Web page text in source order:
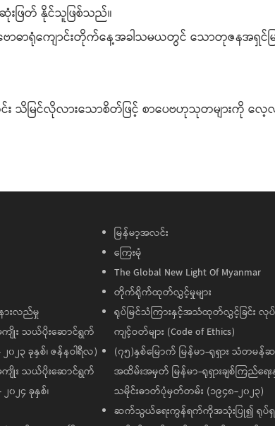
းဖြတ် နိုင်သူဖြစ်သည်။
ောဓာရုံကျောင်းတိုက်နေ့အခါသမယတွင် သောတုဇနအရှင်
သိမြင်လိုလားသောစိတ်ဖြင့် စာပေဗဟုသုတများကို လေ့လ
းလည်မှု
ကျိုး သယ်ပိုးဆောင်ရွက်
၀၂၃ ခုနှစ်၊ ဇန်နဝါရီလ)
ကျိုး သယ်ပိုးဆောင်ရွက်
၀၂၄ ခုနှစ်၊
မြန်မာ့အလင်း
ကြေးမုံ
The Global New Light Of Myanmar
တိုက်ရိုက်ထုတ်လွှင့်မှုများ
ရုပ်မြင်သံကြားနှင့်အသံထုတ်လွှင့်ခြင်း
ကျင့်ဝတ်များ (Code of Ethics)
(၇၅)နှစ်မြောက် မြန်မာ-ရုရှား သံတ
အထိမ်းအမှတ် မြန်မာ-ရုရှားချစ်ကြည်ရေး
သမိုင်းဓာတ်ပုံမှတ်တမ်း (၁၉၄၈-၂၀၂၃)
ဆက်သွယ်ရေးကွန်ရက်ကိုအသုံးပြု၍ ရုပ်ရှ